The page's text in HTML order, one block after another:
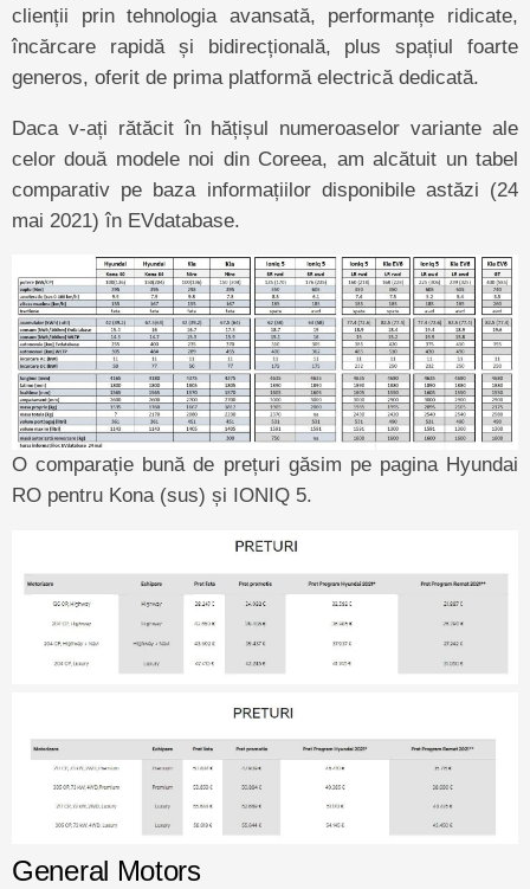
clienții prin tehnologia avansată, performanțe ridicate,
încărcare rapidă și bidirecțională, plus spațiul foarte
generos, oferit de prima platformă electrică dedicată.
Daca v-ați rătăcit în hățișul numeroaselor variante ale
celor două modele noi din Coreea, am alcătuit un tabel
comparativ pe baza informațiilor disponibile astăzi (24
mai 2021) în EVdatabase.
O comparație bună de prețuri găsim pe pagina Hyundai
RO pentru Kona (sus) și IONIQ 5.
General Motors